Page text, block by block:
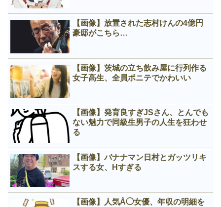
【画像】放置された志村けんの4億円
豪邸がこちら…
【画像】茨城の立ち飲み屋に行列作る
女子高生、全員ポニテでかわいい
【画像】発育良すぎJSさん、とんでも
ない魅力で同級生男子の人生を狂わせ
る
【画像】バナナマン日村とガッツリキ
スする女、Нすぎる
【画像】人気Å◯女優、年収の明細を